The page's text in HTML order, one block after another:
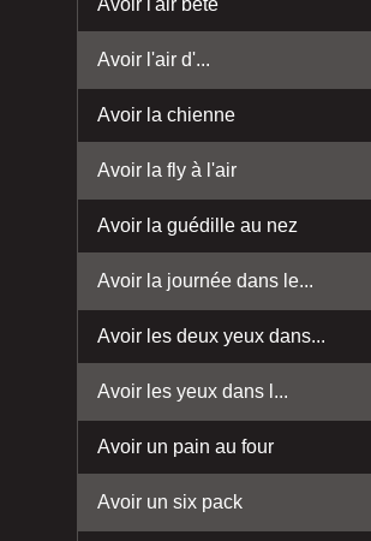
Avoir l'air bête
Avoir l'air d'...
Avoir la chienne
Avoir la fly à l'air
Avoir la guédille au nez
Avoir la journée dans le...
Avoir les deux yeux dans...
Avoir les yeux dans l...
Avoir un pain au four
Avoir un six pack